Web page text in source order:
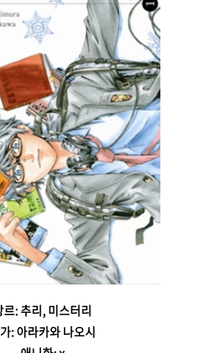
르: 추리, 미스터리
: 아라카와 나오시